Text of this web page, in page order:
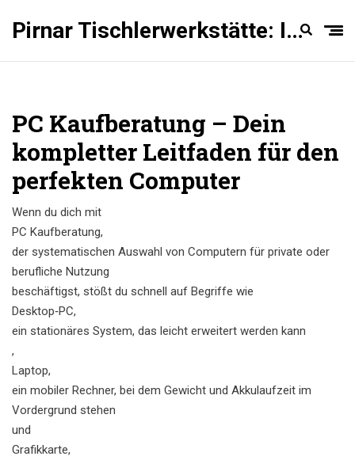
Pirnar Tischlerwerkstätte: Innentüren Experten
PC Kaufberatung – Dein
kompletter Leitfaden für den
perfekten Computer
Wenn du dich mit
PC Kaufberatung,
der systematischen Auswahl von Computern für private oder
berufliche Nutzung
beschäftigst, stößt du schnell auf Begriffe wie
Desktop‑PC,
ein stationäres System, das leicht erweitert werden kann
,
Laptop,
ein mobiler Rechner, bei dem Gewicht und Akkulaufzeit im
Vordergrund stehen
und
Grafikkarte,